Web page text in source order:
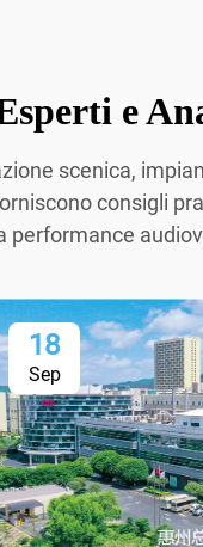
e
scenica,
consigli
performance
18
Sep